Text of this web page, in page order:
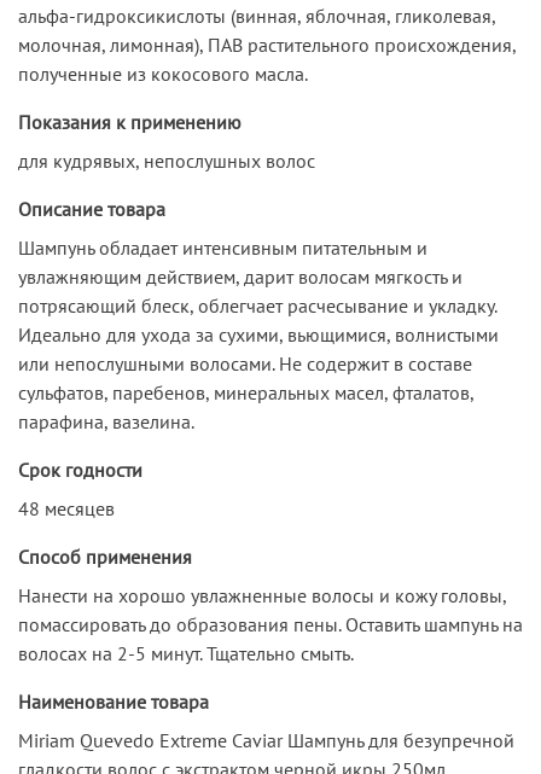
альфа-гидроксикислоты (винная, яблочная, гликолевая,
молочная, лимонная), ПАВ растительного происхождения,
полученные из кокосового масла.
Показания к применению
для кудрявых, непослушных волос
Описание товара
Шампунь обладает интенсивным питательным и
увлажняющим действием, дарит волосам мягкость и
потрясающий блеск, облегчает расчесывание и укладку.
Идеально для ухода за сухими, вьющимися, волнистыми
или непослушными волосами. Не содержит в составе
сульфатов, паребенов, минеральных масел, фталатов,
парафина, вазелина.
Срок годности
48 месяцев
Способ применения
Нанести на хорошо увлажненные волосы и кожу головы,
помассировать до образования пены. Оставить шампунь на
волосах на 2-5 минут. Тщательно смыть.
Наименование товара
Miriam Quevedo Extreme Caviar Шампунь для безупречной
гладкости волос с экстрактом черной икры 250мл